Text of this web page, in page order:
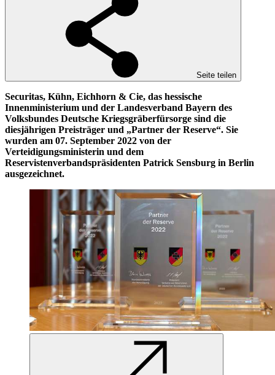
Seite teilen
Securitas, Kühn, Eichhorn & Cie, das hessische
Innenministerium und der Landesverband Bayern des
Volksbundes Deutsche Kriegsgräberfürsorge sind die
diesjährigen Preisträger und „Partner der Reserve“. Sie
wurden am 07. September 2022 von der
Verteidigungsministerin und dem
Reservistenverbandspräsidenten Patrick Sensburg in Berlin
ausgezeichnet.